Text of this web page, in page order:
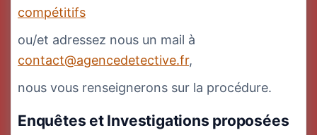
compétitifs
ou/et adressez nous un mail à
contact@agencedetective.fr,
nous vous renseignerons sur la procédure.
Enquêtes et Investigations proposées